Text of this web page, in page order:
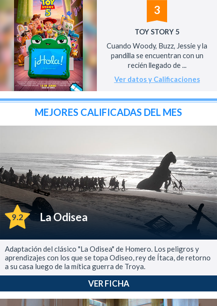
3
TOY STORY 5
Cuando Woody, Buzz, Jessie y la
pandilla se encuentran con un
recién llegado de ...
Ver datos y Calificaciones
MEJORES CALIFICADAS DEL MES
9.2 La Odisea
Adaptación del clásico "La Odisea" de Homero. Los peligros y
aprendizajes con los que se topa Odiseo, rey de Ítaca, de retorno
a su casa luego de la mítica guerra de Troya.
VER FICHA